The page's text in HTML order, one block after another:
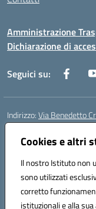
Cookies e altri
Il nostro Istituto non
sono utilizzati
corretto
istituzionali e alla
Amministrazione
Dichiarazione di
Seguici su:
Indirizzo:Via Benedetto
Centralino:
Posta elettronica
Codice fiscale:
Codice meccanografico:
Codice Indice delle
Codice unico di